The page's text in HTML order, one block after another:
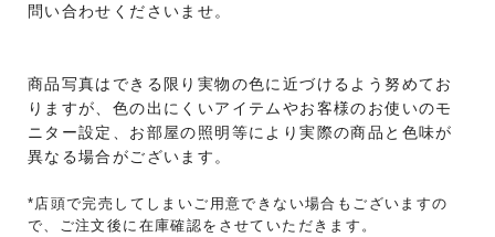
問い合わせくださいませ。
商品写真はできる限り実物の色に近づけるよう努めてお
りますが、色の出にくいアイテムやお客様のお使いのモ
ニター設定、お部屋の照明等により実際の商品と色味が
異なる場合がございます。
*店頭で完売してしまいご用意できない場合もございますの
で、ご注文後に在庫確認をさせていただきます。